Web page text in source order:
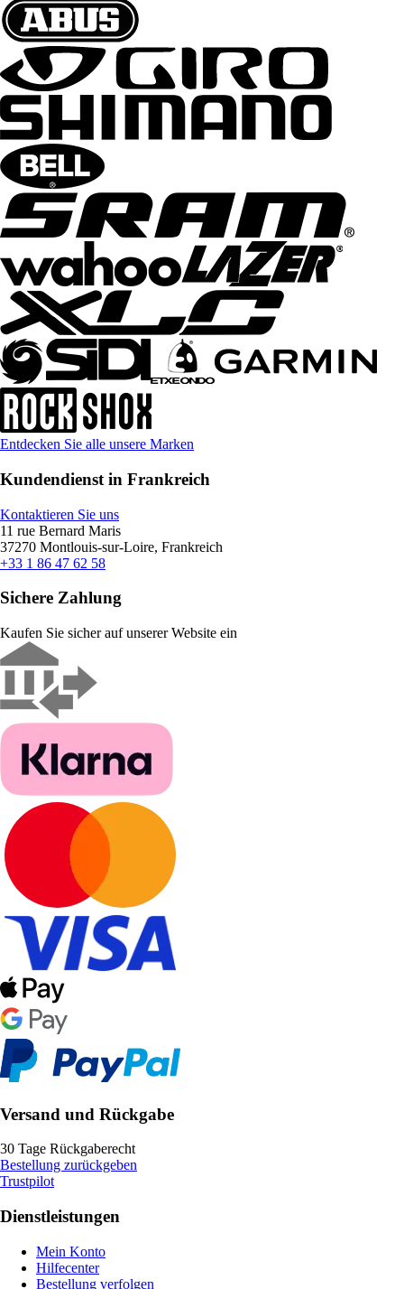
Entdecken Sie alle unsere Marken
Kundendienst in Frankreich
Kontaktieren Sie uns
11 rue Bernard Maris
37270 Montlouis-sur-Loire, Frankreich
+33 1 86 47 62 58
Sichere Zahlung
Kaufen Sie sicher auf unserer Website ein
Versand und Rückgabe
30 Tage Rückgaberecht
Bestellung zurückgeben
Trustpilot
Dienstleistungen
Mein Konto
Hilfecenter
Bestellung verfolgen